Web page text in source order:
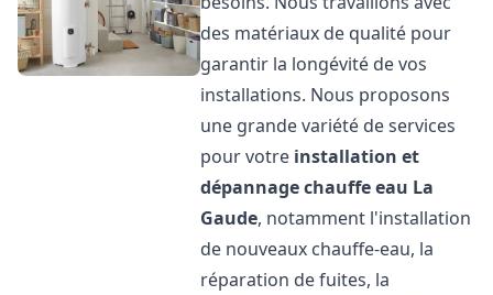
des matériaux de qualité pour
garantir la longévité de vos
installations. Nous proposons
une grande variété de services
pour votre installation et
dépannage chauffe eau La
Gaude, notamment l'installation
de nouveaux chauffe-eau, la
réparation de fuites, la